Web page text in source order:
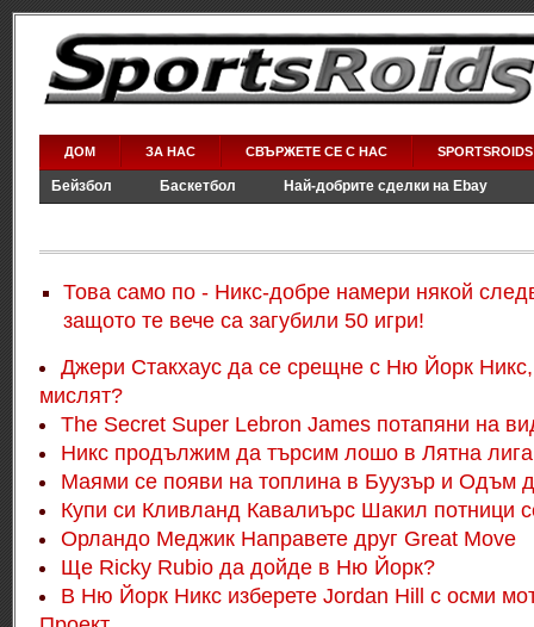
ДОМ ЗА НАС СВЪРЖЕТЕ СЕ С НАС
Бейзбол Баскетбол
Най-добрите сделки на Ebay
Това само по - Никс-добре намери някой
защото те вече са загубили 50 игри!
Джери Стакхаус да се срещне с Ню Йорк Никс,
мислят?
The Secret Super Lebron James потапяни на
Никс продължим да търсим лошо в Лятна лига
Маями се появи на топлина в Буузър и Одъм
Купи си Кливланд Кавалиърс Шакил потници
Орландо Меджик Направете друг Great Move
Ще Ricky Rubio да дойде в Ню Йорк?
В Ню Йорк Никс изберете Jordan Hill с осми